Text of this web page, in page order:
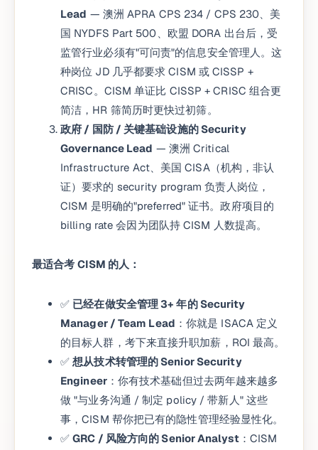
Lead — 澳洲 APRA CPS 234 / CPS 230、美
国 NYDFS Part 500、欧盟 DORA 出台后，受
监管行业必须有"可问责"的信息安全管理人。这
种岗位 JD 几乎都要求 CISM 或 CISSP +
CRISC。CISM 单证比 CISSP + CRISC 组合更
简洁，HR 筛简历时更快过初筛。
政府 / 国防 / 关键基础设施的 Security
Governance Lead — 澳洲 Critical
Infrastructure Act、美国 CISA（机构，非认
证）要求的 security program 负责人岗位，
CISM 是明确的"preferred" 证书。政府项目的
billing rate 会因为团队持 CISM 人数提高。
最适合考 CISM 的人：
✅ 已经在做安全管理 3+ 年的 Security
Manager / Team Lead ：你就是 ISACA 定义
的目标人群，考下来直接升职加薪，ROI 最高。
✅想从技术转管理的 Senior Security
Engineer：你有技术基础但过去两年越来越多
做 "与业务沟通 / 制定 policy / 带新人" 这些
事，CISM 帮你把已有的隐性管理经验显性化。
✅GRC / 风险方向的 Senior Analyst：CISM